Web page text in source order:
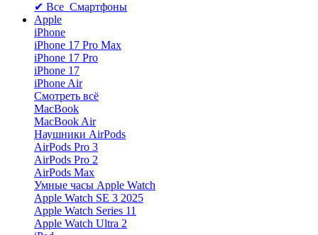
✔ Все Смартфоны
Apple
iPhone
iPhone 17 Pro Max
iPhone 17 Pro
iPhone 17
iPhone Air
Смотреть всё
MacBook
MacBook Air
Наушники AirPods
AirPods Pro 3
AirPods Pro 2
AirPods Max
Умные часы Apple Watch
Apple Watch SE 3 2025
Apple Watch Series 11
Apple Watch Ultra 2